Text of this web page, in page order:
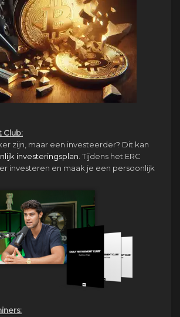
Club:
zijn, maar een investeerder? Dit kan
investeringsplan. Tijdens het ERC
investeren en maak je een persoonlijk